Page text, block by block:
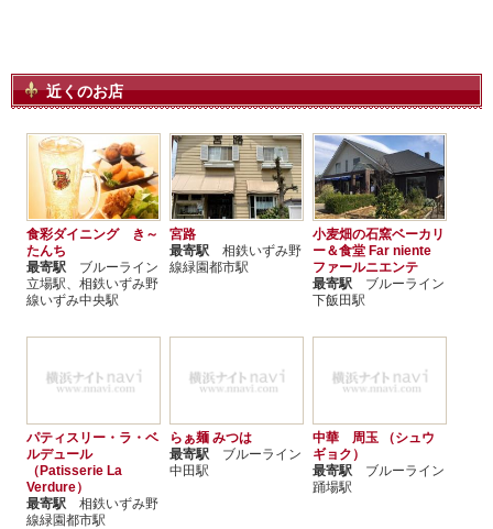
近くのお店
食彩ダイニング き～
たんち
最寄駅 ブルーライン
立場駅、相鉄いずみ野
線いずみ中央駅
宮路
最寄駅 相鉄いずみ野
線緑園都市駅
小麦畑の石窯ベーカリ
ー＆食堂 Far niente
ファールニエンテ
最寄駅 ブルーライン
下飯田駅
パティスリー・ラ・ベ
ルデュール
（Patisserie La
Verdure）
最寄駅 相鉄いずみ野
線緑園都市駅
らぁ麺 みつは
最寄駅 ブルーライン
中田駅
中華 周玉 （シュウ
ギョク）
最寄駅 ブルーライン
踊場駅